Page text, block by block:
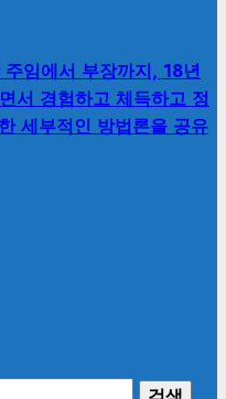
임에서 부장까지, 18년
서 경험하고 체득하고 정
세부적인 방법론을 공유